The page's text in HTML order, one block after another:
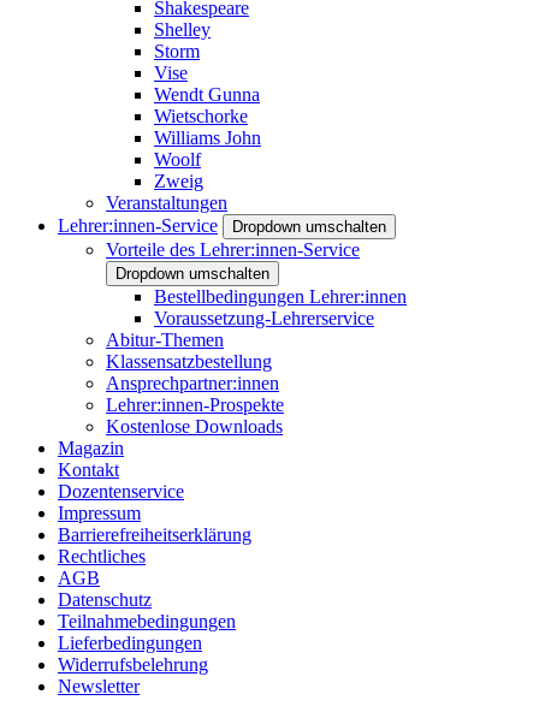
Shakespeare
Shelley
Storm
Vise
Wendt Gunna
Wietschorke
Williams John
Woolf
Zweig
Veranstaltungen
Lehrer:innen-Service
Dropdown umschalten
Vorteile des Lehrer:innen-Service
Dropdown umschalten
Bestellbedingungen Lehrer:innen
Voraussetzung-Lehrerservice
Abitur-Themen
Klassensatzbestellung
Ansprechpartner:innen
Lehrer:innen-Prospekte
Kostenlose Downloads
Magazin
Kontakt
Dozentenservice
Impressum
Barrierefreiheitserklärung
Rechtliches
AGB
Datenschutz
Teilnahmebedingungen
Lieferbedingungen
Widerrufsbelehrung
Newsletter